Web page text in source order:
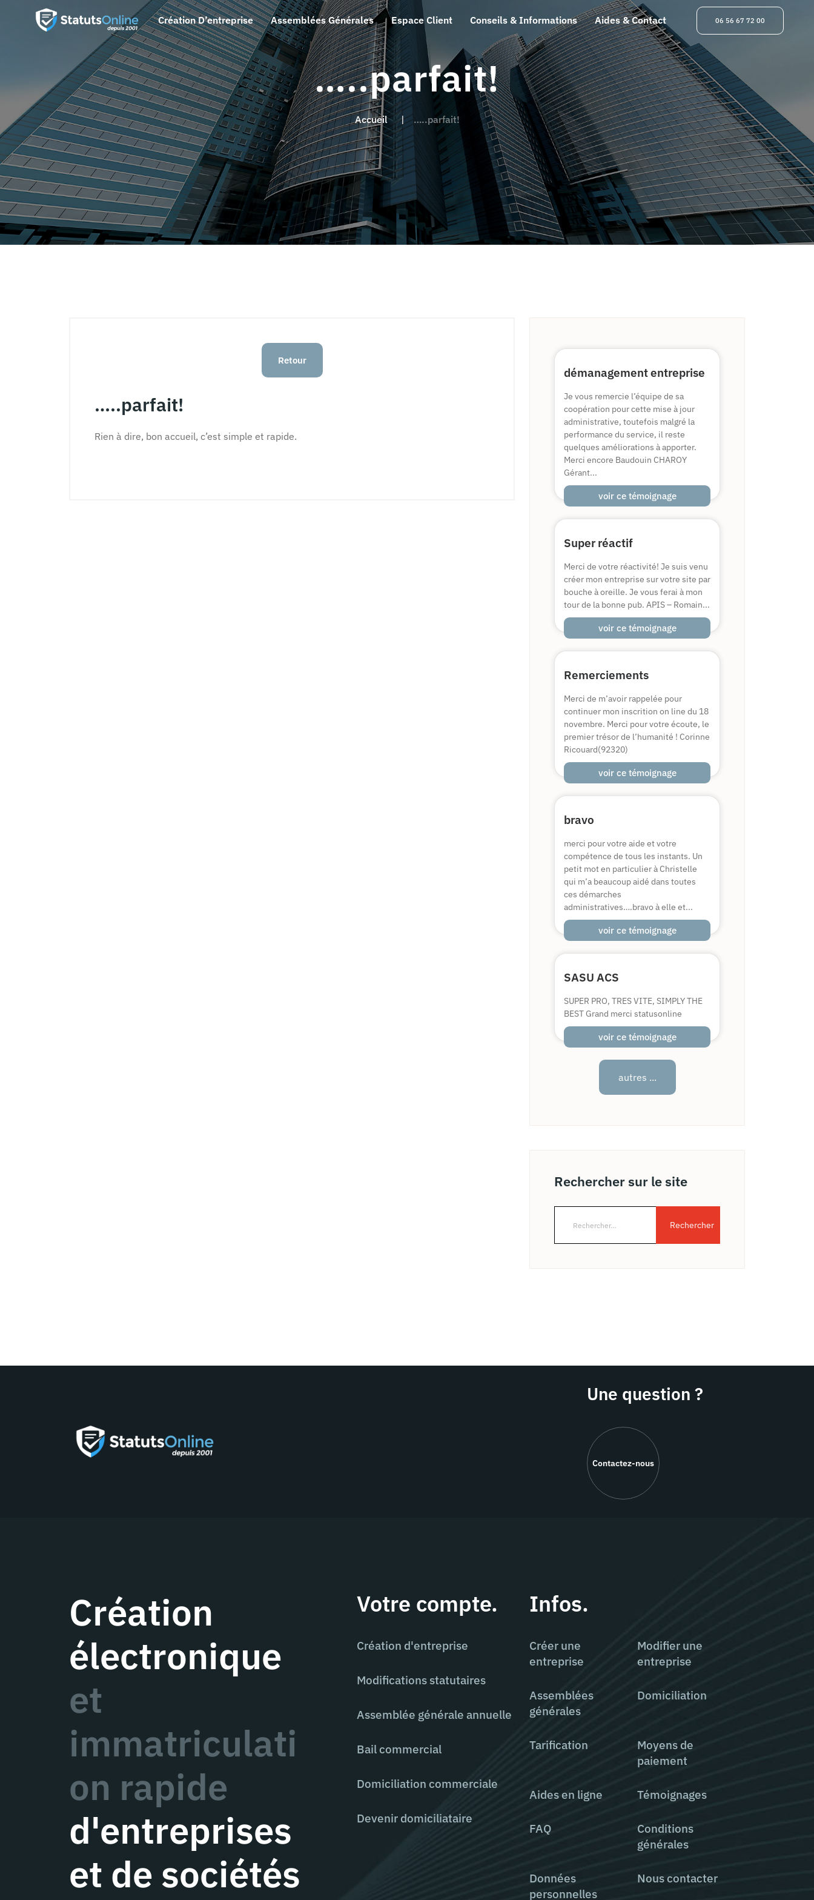
Création D’entreprise Assemblées Générales Espace Client Conseils & Informations Aides & Contact 06 56 67 72 00
…..parfait!
Accueil …..parfait!
Retour
…..parfait!
Rien à dire, bon accueil, c’est simple et rapide.
démanagement entreprise
Je vous remercie l’équipe de sa
coopération pour cette mise à jour
administrative, toutefois malgré la
performance du service, il reste
quelques améliorations à apporter.
Merci encore Baudouin CHAROY
Gérant...
voir ce témoignage
Super réactif
Merci de votre réactivité! Je suis venu
créer mon entreprise sur votre site par
bouche à oreille. Je vous ferai à mon
tour de la bonne pub. APIS – Romain...
voir ce témoignage
Remerciements
Merci de m’avoir rappelée pour
continuer mon inscrition on line du 18
novembre. Merci pour votre écoute, le
premier trésor de l’humanité ! Corinne
Ricouard(92320)
voir ce témoignage
bravo
merci pour votre aide et votre
compétence de tous les instants. Un
petit mot en particulier à Christelle
qui m’a beaucoup aidé dans toutes
ces démarches
administratives….bravo à elle et...
voir ce témoignage
SASU ACS
SUPER PRO, TRES VITE, SIMPLY THE
BEST Grand merci statusonline
voir ce témoignage
autres ...
Rechercher sur le site
Une question ?
Contactez-nous
Création
électronique
et
immatriculati
on rapide
d'entreprises
et de sociétés
Votre compte.
Création d'entreprise
Modifications statutaires
Assemblée générale annuelle
Bail commercial
Domiciliation commerciale
Devenir domiciliataire
Infos.
Créer une
entreprise
Modifier une
entreprise
Assemblées
générales
Domiciliation
Tarification
Moyens de
paiement
Aides en ligne Témoignages
FAQ
Conditions
générales
Données
personnelles
Nous contacter